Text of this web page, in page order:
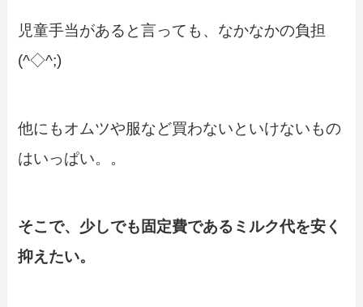
児童手当があると言っても、なかなかの負担
(^◇^;)
他にもオムツや服など買わないといけないもの
はいっぱい。。
そこで、少しでも固定費であるミルク代を安く
抑えたい。